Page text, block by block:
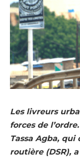
Les livreurs
forces de
Tassa Agba,
routière (DSR),